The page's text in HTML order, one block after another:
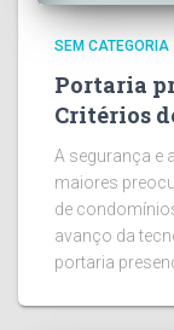
SEM CATEGORIA
Portaria
Critérios
A segurança e
maiores
de
avanço da
portaria